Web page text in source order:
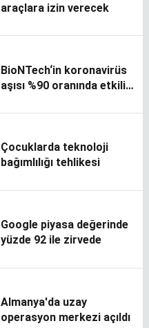
araçlara izin verecek
BioNTech‘in koronavirüs
aşısı %90 oranında etkili
Çocuklarda teknoloji
bağımlılığı tehlikesi
Google piyasa değerinde
yüzde 92 ile zirvede
Almanya'da uzay
operasyon merkezi açıldı